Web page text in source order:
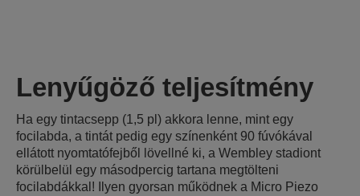
Lenyűgöző teljesítmény
Ha egy tintacsepp (1,5 pl) akkora lenne, mint egy
focilabda, a tintát pedig egy színenként 90 fúvókával
ellátott nyomtatófejből lövellné ki, a Wembley stadiont
körülbelül egy másodpercig tartana megtölteni
focilabdákkal! Ilyen gyorsan működnek a Micro Piezo